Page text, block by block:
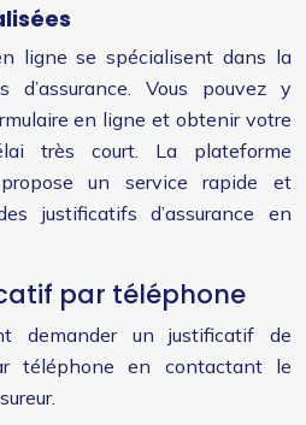
ligne se spécialisent dans la
d’assurance. Vous pouvez y
en ligne et obtenir votre
très court. La plateforme
un service rapide et
justificatifs d’assurance en
par téléphone
demander un justificatif de
téléphone en contactant le